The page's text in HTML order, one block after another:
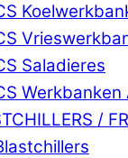
Saladieres
/